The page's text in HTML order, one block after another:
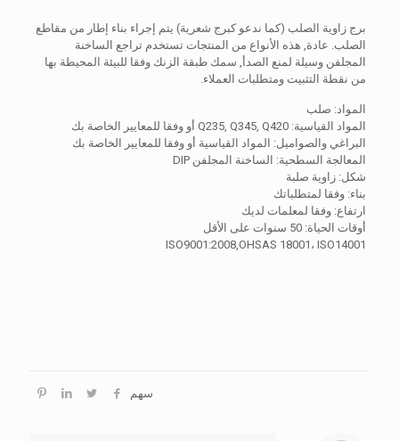
برج زاوية الصلب (كما ندعو كبرج شعرية) يتم إجراء بناء إطار من مقاطع
الصلب. عادة, هذه الأنواع من المنتجات تستخدم تراجع الساخنة
المجلفن وسيلة لمنع الصدأ, سمك طبقة الزنك وفقا للبيئة المحيطة بها
من نقطة التثبيت ومتطلبات العملاء.
المواد: صلب
المواد القياسية: Q235, Q345, Q420 أو وفقا للمعايير الخاصة بك
البراغي والصواميل: المواد القياسية أو وفقا للمعايير الخاصة بك
المعالجة السطحية: الساخنة المجلفن DIP
شكل: زاوية صلبة
بناء: وفقا لمتطلباتك
ارتفاع: وفقا لمعلمات لديك
أوقات الحياة: 50 سنوات على الأقل
ISO9001:2008,OHSAS 18001، ISO14001
سهم